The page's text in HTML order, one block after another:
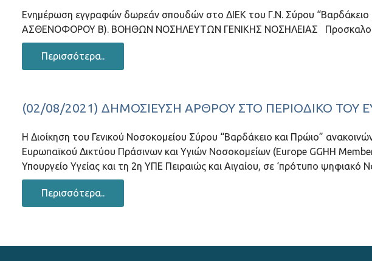
Ενημέρωση εγγραφών δωρεάν σπουδών στο ΔΙΕΚ του Γ.Ν. Σύρου
ΑΣΘΕΝΟΦΟΡΟΥ Β). ΒΟΗΘΩΝ ΝΟΣΗΛΕΥΤΩΝ ΓΕΝΙΚΗΣ ΝΟΣΗΛΕΙΑΣ
Περισσότερα..
(02/08/2021) ΔΗΜΟΣΊΕΥΣΗ ΆΡΘΡΟΥ ΣΤΟ ΠΕΡΙΟΔΙΚΌ ΤΟΥ
Η Διοίκηση του Γενικού Νοσοκομείου Σύρου “Βαρδάκειο και Πρώιο”
Ευρωπαϊκού Δικτύου Πράσινων και Υγιών Νοσοκομείων (Europe GGHH
Υπουργείο Υγείας και τη 2η ΥΠΕ Πειραιώς και Αιγαίου, σε ‘πρότυπο ψηφιακό
Περισσότερα..